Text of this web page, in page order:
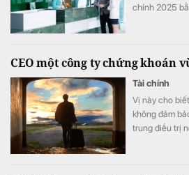
chính 2025
CEO một công ty chứng khoán
Tài chính
Vị này cho
không đảm
trung điều trị